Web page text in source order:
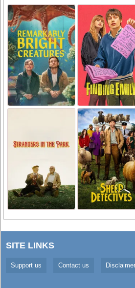
SITE LINKS
Support us Contact us Disclaimer